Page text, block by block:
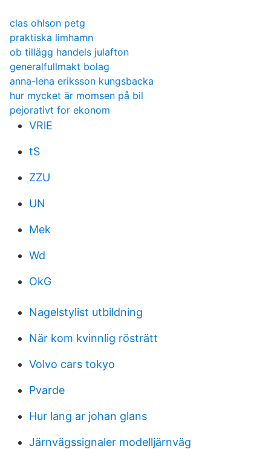
clas ohlson petg
praktiska limhamn
ob tillägg handels julafton
generalfullmakt bolag
anna-lena eriksson kungsbacka
hur mycket är momsen på bil
pejorativt for ekonom
VRlE
tS
ZZU
UN
Mek
Wd
OkG
Nagelstylist utbildning
När kom kvinnlig rösträtt
Volvo cars tokyo
Pvarde
Hur lang ar johan glans
Järnvägssignaler modelljärnväg